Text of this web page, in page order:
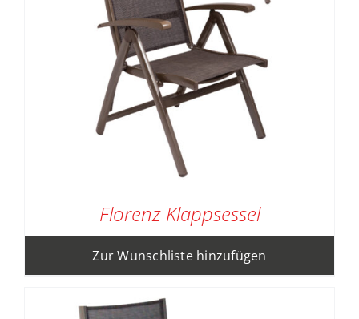
Florenz Klappsessel
Zur Wunschliste hinzufügen